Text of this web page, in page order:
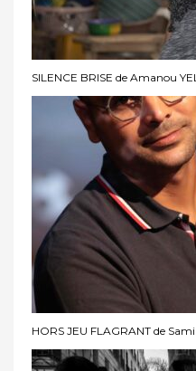
SILENCE BRISE de Amanou
HORS JEU FLAGRANT de